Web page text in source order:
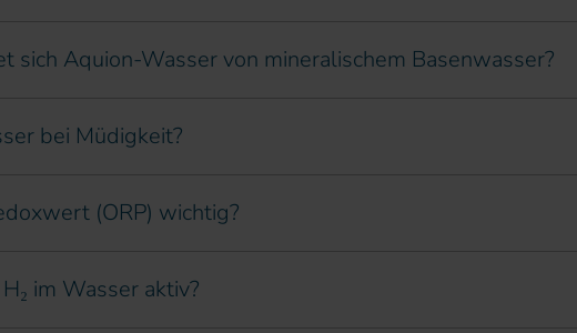
sich Aquion-Wasser von mineralischem Basenwasser?
bei Müdigkeit?
(ORP) wichtig?
im Wasser aktiv?